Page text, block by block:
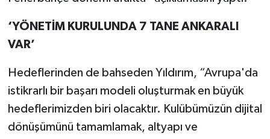
‘YÖNETİM KURULUNDA 7 TANE ANKARALI
VAR’
Hedeflerinden de bahseden Yıldırım, “Avrupa'da
istikrarlı bir başarı modeli oluşturmak en büyük
hedeflerimizden biri olacaktır. Kulübümüzün dijital
dönüşümünü tamamlamak, altyapı ve